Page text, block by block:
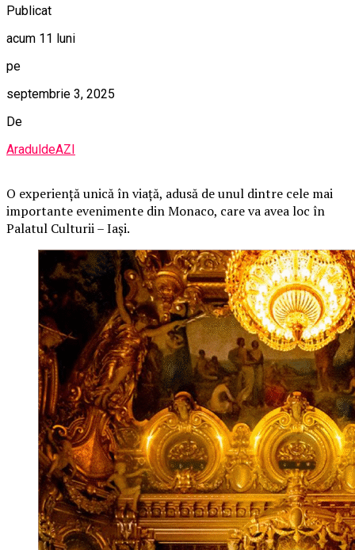
Publicat
acum 11 luni
pe
septembrie 3, 2025
De
AraduldeAZI
O experiență unică în viață, adusă de unul dintre cele mai
importante evenimente din Monaco, care va avea loc în
Palatul Culturii – Iași.